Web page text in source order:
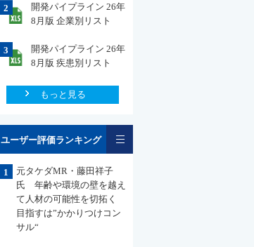
2
開発パイプライン 26年
8月版 企業別リスト
3
開発パイプライン 26年
8月版 疾患別リスト
もっと見る
ユーザー評価ランキング
1
元タケダMR・藤田祥子
氏 年齢や環境の壁を越え
て人材の可能性を切拓く
目指すは”かかりつけコン
サル“